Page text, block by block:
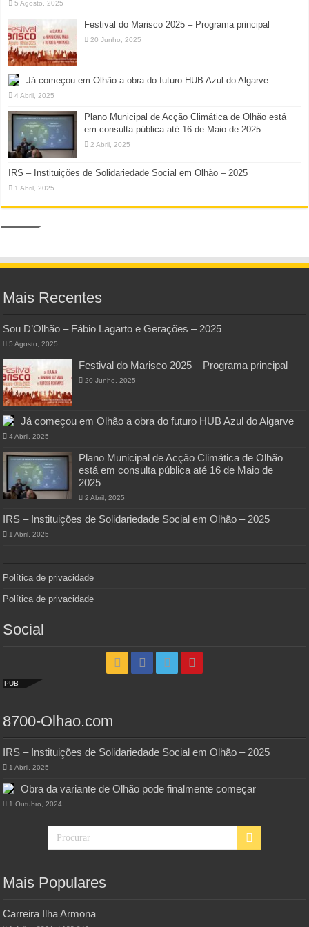
5 Agosto, 2025
Festival do Marisco 2025 – Programa principal
20 Junho, 2025
Já começou em Olhão a obra do futuro HUB Azul do Algarve
4 Abril, 2025
Plano Municipal de Acção Climática de Olhão está
em consulta pública até 16 de Maio de 2025
2 Abril, 2025
IRS – Instituições de Solidariedade Social em Olhão – 2025
1 Abril, 2025
Mais Recentes
Sou D’Olhão – Fábio Lagarto e Gerações – 2025
5 Agosto, 2025
Festival do Marisco 2025 – Programa principal
20 Junho, 2025
Já começou em Olhão a obra do futuro HUB Azul do Algarve
4 Abril, 2025
Plano Municipal de Acção Climática de Olhão
está em consulta pública até 16 de Maio de
2025
2 Abril, 2025
IRS – Instituições de Solidariedade Social em Olhão – 2025
1 Abril, 2025
Política de privacidade
Política de privacidade
Social
PUB
8700-Olhao.com
IRS – Instituições de Solidariedade Social em Olhão – 2025
1 Abril, 2025
Obra da variante de Olhão pode finalmente começar
1 Outubro, 2024
Mais Populares
Carreira Ilha Armona